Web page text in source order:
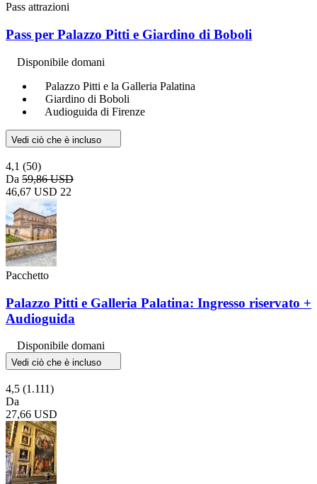
Pass attrazioni
Pass per Palazzo Pitti e Giardino di Boboli
Disponibile domani
Palazzo Pitti e la Galleria Palatina
Giardino di Boboli
Audioguida di Firenze
Vedi ciò che è incluso
4,1 (50)
Da 59,86 USD
46,67 USD 22
Pacchetto
Palazzo Pitti e Galleria Palatina: Ingresso riservato +
Audioguida
Disponibile domani
Vedi ciò che è incluso
4,5 (1.111)
Da
27,66 USD